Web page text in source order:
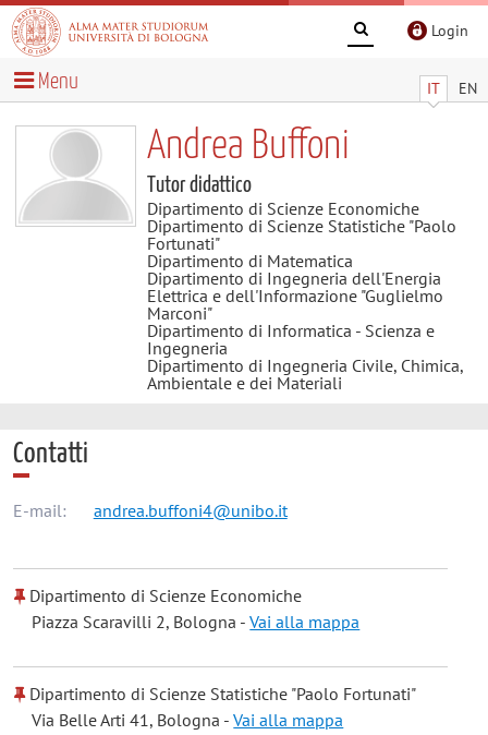
Login
IT EN
Menu
Andrea Buffoni
Tutor didattico
Dipartimento di Scienze Economiche
Dipartimento di Scienze Statistiche "Paolo
Fortunati"
Dipartimento di Matematica
Dipartimento di Ingegneria dell'Energia
Elettrica e dell'Informazione "Guglielmo
Marconi"
Dipartimento di Informatica - Scienza e
Ingegneria
Dipartimento di Ingegneria Civile, Chimica,
Ambientale e dei Materiali
Contatti
E-mail: andrea.buffoni4@unibo.it
Dipartimento di Scienze Economiche
Piazza Scaravilli 2, Bologna -Vai alla mappa
Dipartimento di Scienze Statistiche "Paolo Fortunati"
Via Belle Arti 41, Bologna -Vai alla mappa